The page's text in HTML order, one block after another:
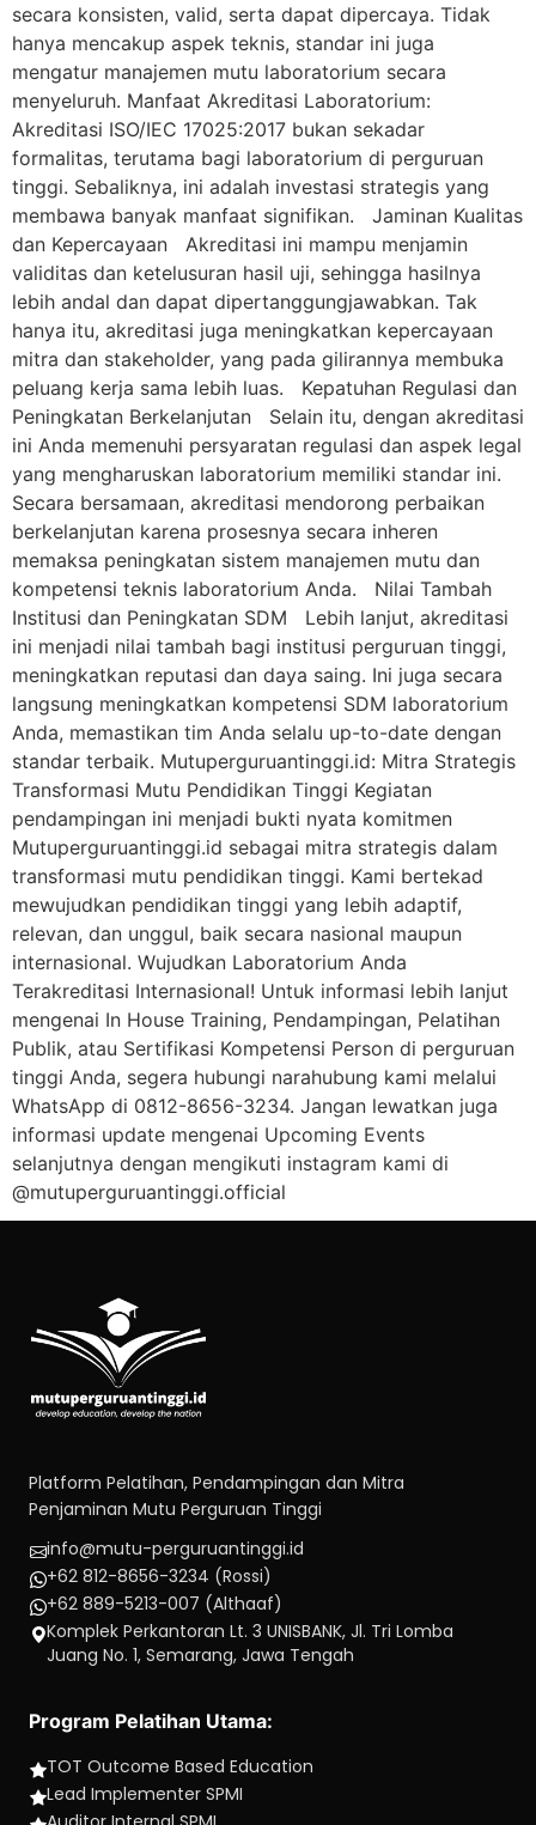
secara konsisten, valid, serta dapat dipercaya. Tidak
hanya mencakup aspek teknis, standar ini juga
mengatur manajemen mutu laboratorium secara
menyeluruh. Manfaat Akreditasi Laboratorium:
Akreditasi ISO/IEC 17025:2017 bukan sekadar
formalitas, terutama bagi laboratorium di perguruan
tinggi. Sebaliknya, ini adalah investasi strategis yang
membawa banyak manfaat signifikan. Jaminan Kualitas
dan Kepercayaan Akreditasi ini mampu menjamin
validitas dan ketelusuran hasil uji, sehingga hasilnya
lebih andal dan dapat dipertanggungjawabkan. Tak
hanya itu, akreditasi juga meningkatkan kepercayaan
mitra dan stakeholder, yang pada gilirannya membuka
peluang kerja sama lebih luas. Kepatuhan Regulasi dan
Peningkatan Berkelanjutan Selain itu, dengan akreditasi
ini Anda memenuhi persyaratan regulasi dan aspek legal
yang mengharuskan laboratorium memiliki standar ini.
Secara bersamaan, akreditasi mendorong perbaikan
berkelanjutan karena prosesnya secara inheren
memaksa peningkatan sistem manajemen mutu dan
kompetensi teknis laboratorium Anda. Nilai Tambah
Institusi dan Peningkatan SDM Lebih lanjut, akreditasi
ini menjadi nilai tambah bagi institusi perguruan tinggi,
meningkatkan reputasi dan daya saing. Ini juga secara
langsung meningkatkan kompetensi SDM laboratorium
Anda, memastikan tim Anda selalu up-to-date dengan
standar terbaik. Mutuperguruantinggi.id: Mitra Strategis
Transformasi Mutu Pendidikan Tinggi Kegiatan
pendampingan ini menjadi bukti nyata komitmen
Mutuperguruantinggi.id sebagai mitra strategis dalam
transformasi mutu pendidikan tinggi. Kami bertekad
mewujudkan pendidikan tinggi yang lebih adaptif,
relevan, dan unggul, baik secara nasional maupun
internasional. Wujudkan Laboratorium Anda
Terakreditasi Internasional! Untuk informasi lebih lanjut
mengenai In House Training, Pendampingan, Pelatihan
Publik, atau Sertifikasi Kompetensi Person di perguruan
tinggi Anda, segera hubungi narahubung kami melalui
WhatsApp di 0812-8656-3234. Jangan lewatkan juga
informasi update mengenai Upcoming Events
selanjutnya dengan mengikuti instagram kami di
@mutuperguruantinggi.official
Platform Pelatihan, Pendampingan dan Mitra
Penjaminan Mutu Perguruan Tinggi
info@mutu-perguruantinggi.id
+62 812-8656-3234 (Rossi)
+62 889-5213-007 (Althaaf)
Komplek Perkantoran Lt. 3 UNISBANK, Jl. Tri Lomba
Juang No. 1, Semarang, Jawa Tengah
Program Pelatihan Utama:
TOT Outcome Based Education
Lead Implementer SPMI